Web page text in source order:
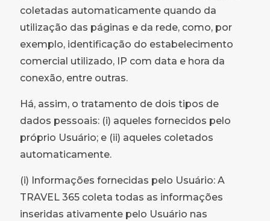
coletadas automaticamente quando da
utilização das páginas e da rede, como, por
exemplo, identificação do estabelecimento
comercial utilizado, IP com data e hora da
conexão, entre outras.
Há, assim, o tratamento de dois tipos de
dados pessoais: (i) aqueles fornecidos pelo
próprio Usuário; e (ii) aqueles coletados
automaticamente.
(i) Informações fornecidas pelo Usuário: A
TRAVEL 365 coleta todas as informações
inseridas ativamente pelo Usuário nas